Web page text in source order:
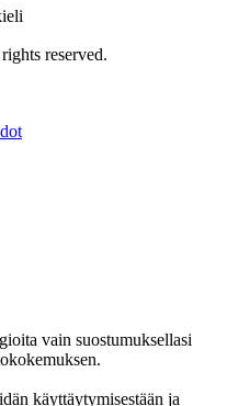
reserved.
vain suostumuksellasi
käyttäytymisestään ja